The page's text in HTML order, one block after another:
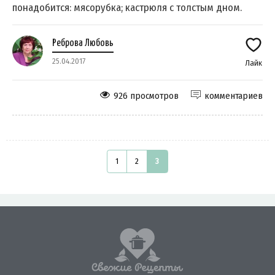
понадобится: мясорубка; кастрюля с толстым дном.
Реброва Любовь
25.04.2017 Лайк
комментариев
926 просмотров
1 2 3